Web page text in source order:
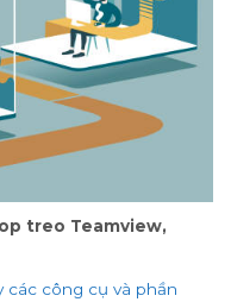
treo Teamview,
các công cụ và phần